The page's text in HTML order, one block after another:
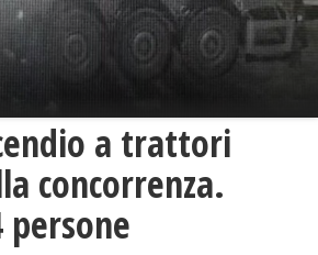
a trattori
concorrenza.